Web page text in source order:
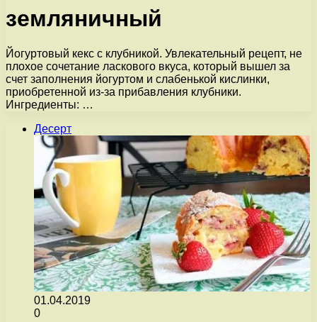
земляничный
Йогуртовый кекс с клубникой. Увлекательный рецепт, не
плохое сочетание ласкового вкуса, который вышел за
счет заполнения йогуртом и слабенькой кислинки,
приобретенной из-за прибавления клубники.
Ингредиенты: …
Десерт
01.04.2019
0